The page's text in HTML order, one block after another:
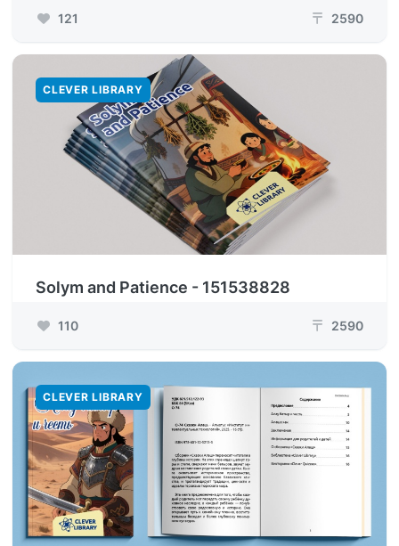
121 ₸ 2590
CLEVER LIBRARY
Solym and Patience - 151538828
110 ₸ 2590
CLEVER LIBRARY